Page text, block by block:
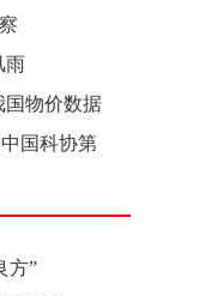
雨
物价数据
国科协第
方”